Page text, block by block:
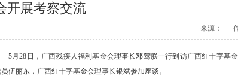
开展考察交流
来源：
5月28日，广西残疾人福利基金会理事长邓莺朕一行到访广西红十字基
员伍丽东，广西红十字基金会理事长银斌参加座谈。